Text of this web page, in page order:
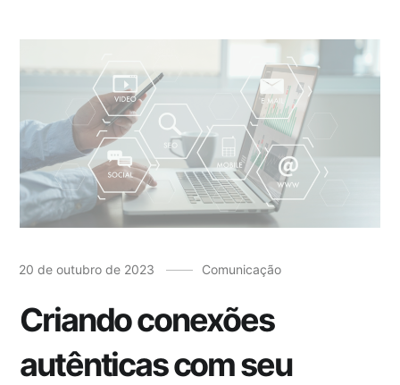
20 de outubro de 2023 Comunicação
Criando conexões
autênticas com seu